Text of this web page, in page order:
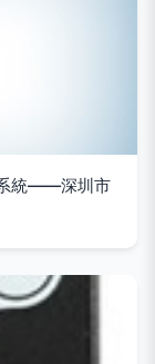
系統——深圳市